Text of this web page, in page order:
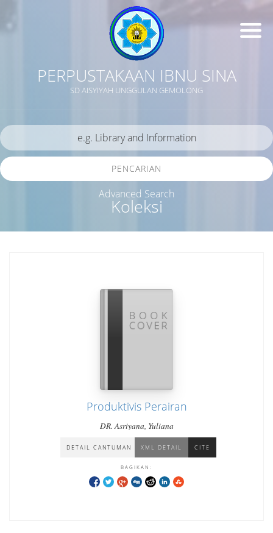
PERPUSTAKAAN IBNU SINA
SD AISYIYAH UNGGULAN GEMOLONG
Koleksi
PENCARIAN
Advanced Search
Produktivis Perairan
DR. Asriyana, Yuliana
DETAIL CANTUMAN XML DETAIL CITE
BAGIKAN: